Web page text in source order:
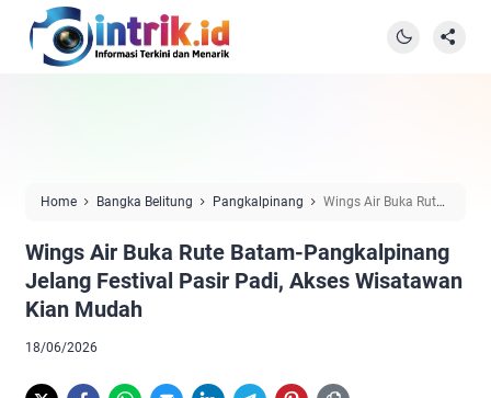
Home Bangka Belitung Pangkalpinang
Wings Air Buka Rute
Kian Mudah
Wings Air Buka Rute Batam-Pangkalpinang
Jelang Festival Pasir Padi, Akses Wisatawan
Kian Mudah
18/06/2026